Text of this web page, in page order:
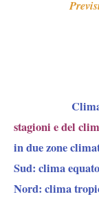
Clima,
stagioni e del
in due zone
Sud: clima
Nord: clima